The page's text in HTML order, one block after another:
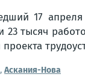
17
тысяч
, Аскания-Нова